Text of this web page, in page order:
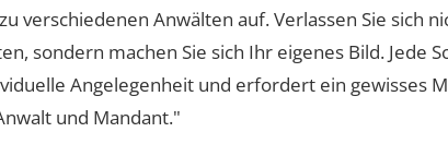
verschiedenen Anwälten auf. Verlassen Sie sich
sondern machen Sie sich Ihr eigenes Bild. Jede
Angelegenheit und erfordert ein gewisses
und Mandant."